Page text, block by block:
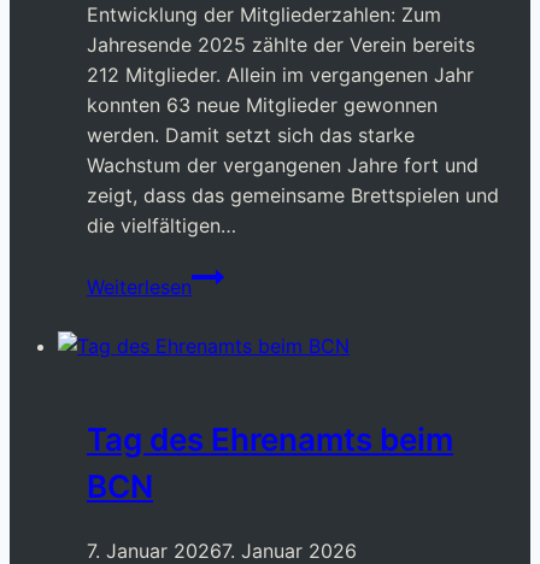
Entwicklung der Mitgliederzahlen: Zum
Jahresende 2025 zählte der Verein bereits
212 Mitglieder. Allein im vergangenen Jahr
konnten 63 neue Mitglieder gewonnen
werden. Damit setzt sich das starke
Wachstum der vergangenen Jahre fort und
zeigt, dass das gemeinsame Brettspielen und
die vielfältigen…
Weiterlesen
Mitgliederversammlung
2026
Tag des Ehrenamts beim
BCN
7. Januar 20267. Januar 2026